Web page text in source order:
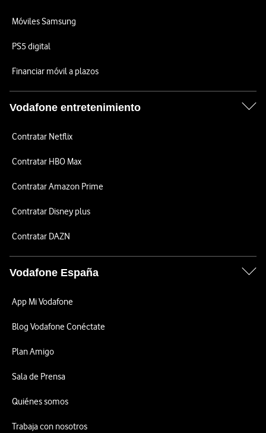
Móviles Samsung
PS5 digital
Financiar móvil a plazos
Vodafone entretenimiento
Contratar Netflix
Contratar HBO Max
Contratar Amazon Prime
Contratar Disney plus
Contratar DAZN
Vodafone España
App Mi Vodafone
Blog Vodafone Conéctate
Plan Amigo
Sala de Prensa
Quiénes somos
Trabaja con nosotros